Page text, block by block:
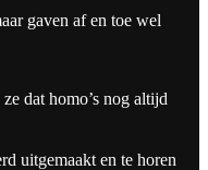
gaven af en toe wel
dat homo’s nog altijd
uitgemaakt en te horen